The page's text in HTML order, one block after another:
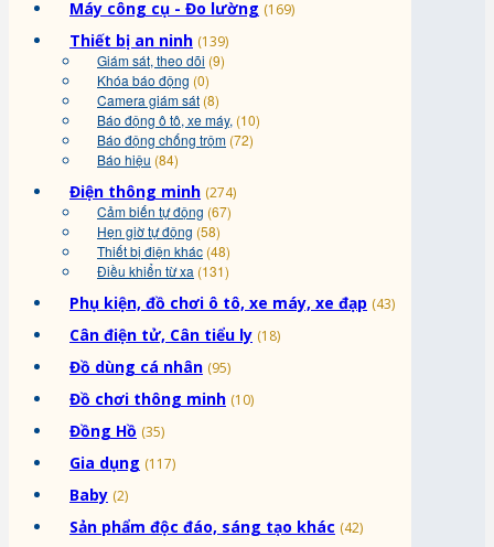
Máy công cụ - Đo lường (169)
Thiết bị an ninh (139)
Giám sát, theo dõi (9)
Khóa báo động (0)
Camera giám sát (8)
Báo động ô tô, xe máy, (10)
Báo động chống trộm (72)
Báo hiệu (84)
Điện thông minh (274)
Cảm biến tự động (67)
Hẹn giờ tự động (58)
Thiết bị điện khác (48)
Điều khiển từ xa (131)
Phụ kiện, đồ chơi ô tô, xe máy, xe đạp (43)
Cân điện tử, Cân tiểu ly (18)
Đồ dùng cá nhân (95)
Đồ chơi thông minh (10)
Đồng Hồ (35)
Gia dụng (117)
Baby (2)
Sản phẩm độc đáo, sáng tạo khác (42)